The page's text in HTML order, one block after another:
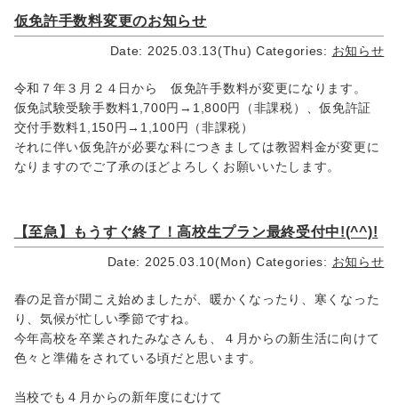
仮免許手数料変更のお知らせ
Date: 2025.03.13(Thu) Categories: お知らせ
令和７年３月２４日から 仮免許手数料が変更になります。
仮免試験受験手数料1,700円→1,800円（非課税）、仮免許証
交付手数料1,150円→1,100円（非課税）
それに伴い仮免許が必要な科につきましては教習料金が変更に
なりますのでご了承のほどよろしくお願いいたします。
【至急】もうすぐ終了！高校生プラン最終受付中!(^^)!
Date: 2025.03.10(Mon) Categories: お知らせ
春の足音が聞こえ始めましたが、暖かくなったり、寒くなった
り、気候が忙しい季節ですね。
今年高校を卒業されたみなさんも、４月からの新生活に向けて
色々と準備をされている頃だと思います。
当校でも４月からの新年度にむけて